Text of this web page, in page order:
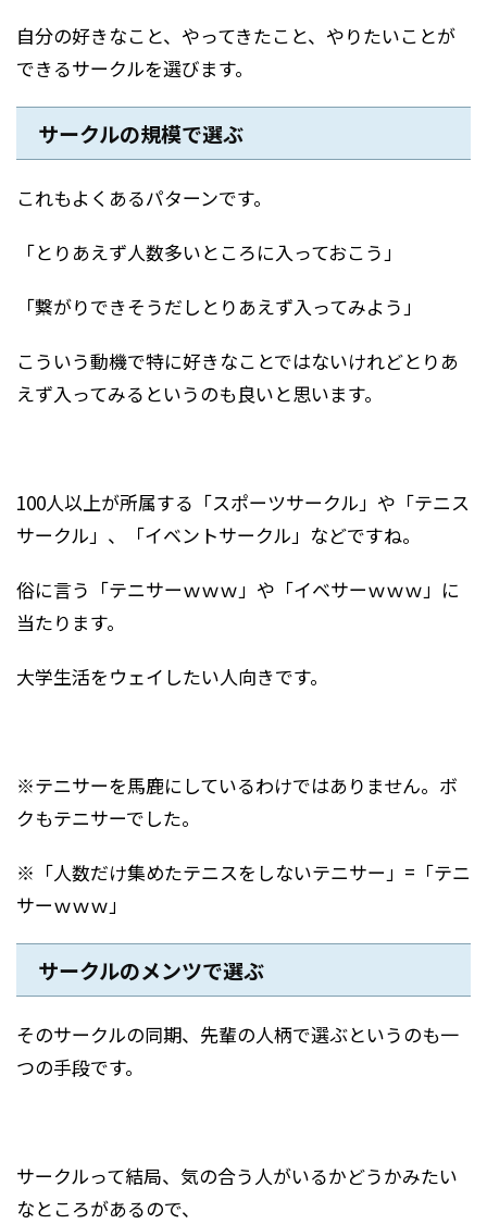
自分の好きなこと、やってきたこと、やりたいことが
できるサークルを選びます。
サークルの規模で選ぶ
これもよくあるパターンです。
「とりあえず人数多いところに入っておこう」
「繋がりできそうだしとりあえず入ってみよう」
こういう動機で特に好きなことではないけれどとりあ
えず入ってみるというのも良いと思います。
100人以上が所属する「スポーツサークル」や「テニス
サークル」、「イベントサークル」などですね。
俗に言う「テニサーｗｗｗ」や「イベサーｗｗｗ」に
当たります。
大学生活をウェイしたい人向きです。
※テニサーを馬鹿にしているわけではありません。ボ
クもテニサーでした。
※「人数だけ集めたテニスをしないテニサー」=「テニ
サーｗｗｗ」
サークルのメンツで選ぶ
そのサークルの同期、先輩の人柄で選ぶというのも一
つの手段です。
サークルって結局、気の合う人がいるかどうかみたい
なところがあるので、